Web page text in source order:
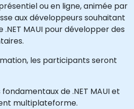
ou en ligne, animée par
aux développeurs souhaitant
.NET MAUI pour développer des
les participants seront
de .NET MAUI et
multiplateforme.